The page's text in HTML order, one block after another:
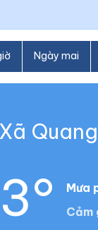
Ngày mai
Quang
Mưa
Cảm